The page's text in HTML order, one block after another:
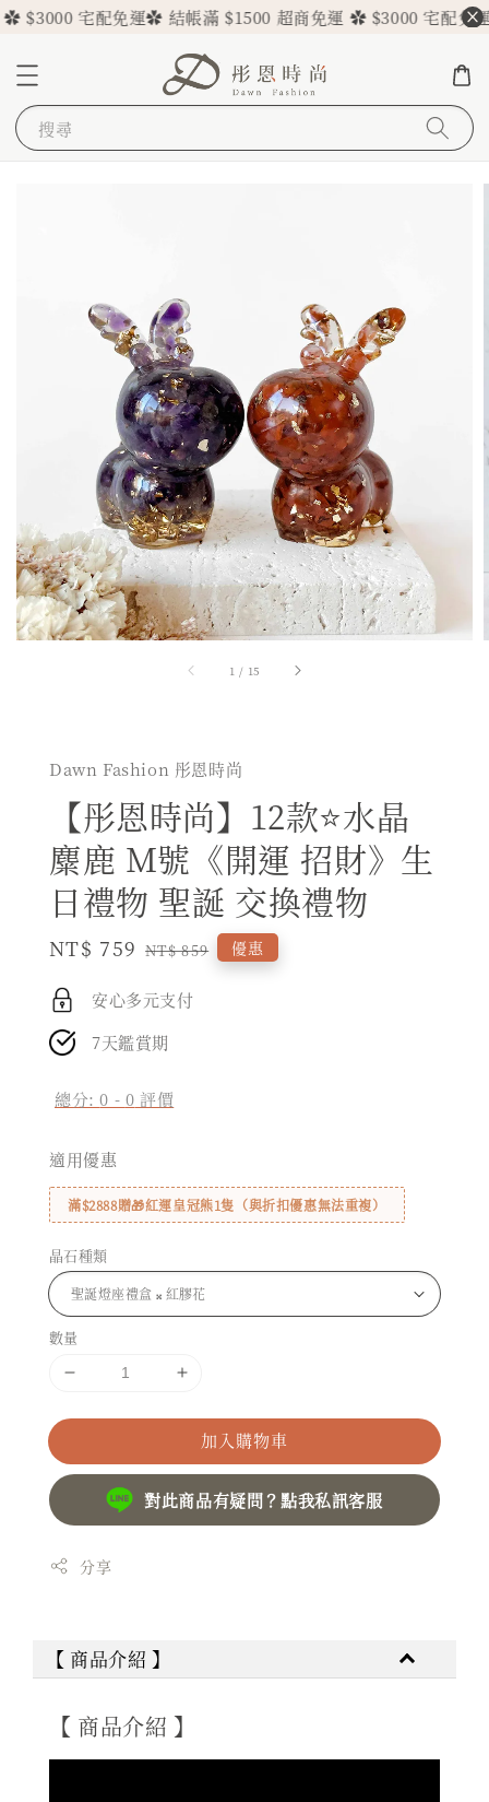
宅配免運✿ 結帳滿 $1500 超商免運 ✿ $3000 宅配免運✿
搜尋
1 / 15
Dawn Fashion 彤恩時尚
【彤恩時尚】12款⭐水晶
麋鹿 M號《開運 招財》生
日禮物 聖誕 交換禮物
Sale
NT$ 759 Regular
NT$ 859 優惠
安心多元支付
7天鑑賞期
總分:0 - 0 評價
適用優惠
滿$2888贈🎁紅運皇冠熊1隻（與折扣優惠無法重複）
晶石種類
數量
加入購物車
對此商品有疑問？點我私訊客服
分享
【 商品介紹 】
【 商品介紹 】